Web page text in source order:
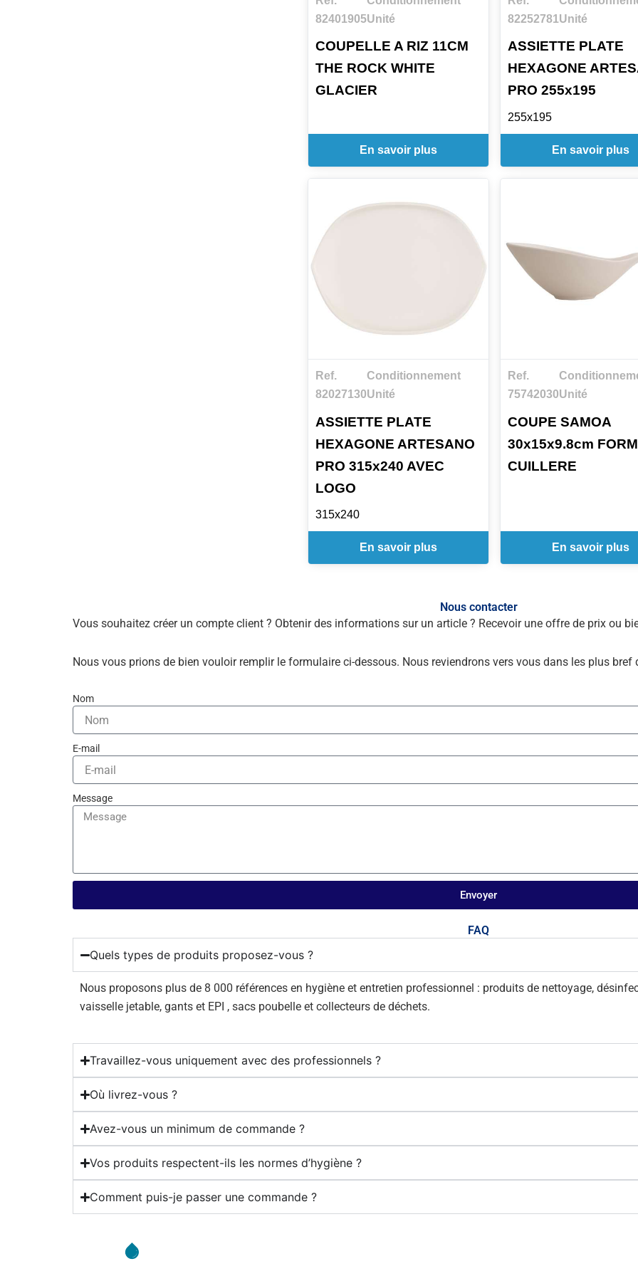
82401905Unité
COUPELLE A RIZ 11CM
THE ROCK WHITE
GLACIER
En savoir plus
82252781Unité
ASSIETTE PLATE
HEXAGONE
PRO 255x195
255x195
En savoir plus
Ref.
82027130
Conditionnement
Unité
ASSIETTE PLATE
HEXAGONE ARTESANO
PRO 315x240 AVEC
LOGO
315x240
En savoir plus
Ref.
75742030Unité
COUPE SAMOA
30x15x9.8cm
CUILLERE
En savoir plus
Nous contacter
Vous souhaitez créer un compte client ? Obtenir des informations sur un article ? Recevoir une offre de prix ou
Nous vous prions de bien vouloir remplir le formulaire ci-dessous. Nous reviendrons vers vous dans les plus bref
Nom
E-mail
Message
Envoyer
FAQ
Quels types de produits proposez-vous ?
Nous proposons plus de 8 000 références en hygiène et entretien professionnel : produits de nettoyage,
vaisselle jetable, gants et EPI , sacs poubelle et collecteurs de déchets.
Travaillez-vous uniquement avec des professionnels ?
Où livrez-vous ?
Avez-vous un minimum de commande ?
Vos produits respectent-ils les normes d’hygiène ?
Comment puis-je passer une commande ?